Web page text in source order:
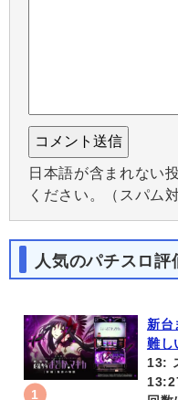
日本語が含まれない
ください。（スパム対
人気のパチスロ評
新台
難し
13: